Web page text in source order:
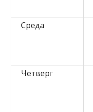
Среда
Четверг